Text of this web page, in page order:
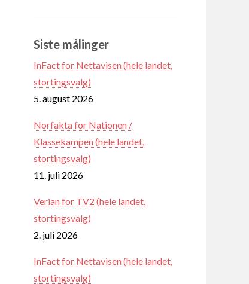
Siste målinger
InFact for Nettavisen (hele landet,
stortingsvalg)
5. august 2026
Norfakta for Nationen /
Klassekampen (hele landet,
stortingsvalg)
11. juli 2026
Verian for TV2 (hele landet,
stortingsvalg)
2. juli 2026
InFact for Nettavisen (hele landet,
stortingsvalg)